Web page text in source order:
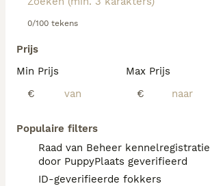
0/100 tekens
Prijs
Min Prijs
€
Max Prijs
€
Populaire filters
Raad van Beheer kennelregistratie
door PuppyPlaats geverifieerd
ID-geverifieerde fokkers